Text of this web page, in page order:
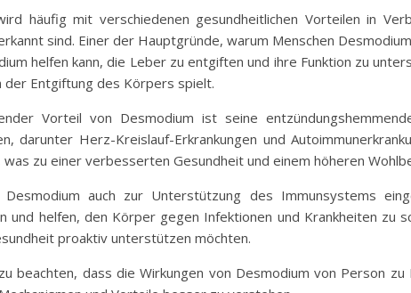
häufig mit verschiedenen gesundheitlichen Vorteilen in
sind. Einer der Hauptgründe, warum Menschen
helfen kann, die Leber zu entgiften und ihre Funktion zu
der Entgiftung des Körpers spielt.
Vorteil von Desmodium ist seine
darunter Herz-Kreislauf-Erkrankungen und
zu einer verbesserten Gesundheit und einem höheren
auch zur Unterstützung des Immunsystems
und helfen, den Körper gegen Infektionen und Krankheiten zu
proaktiv unterstützen möchten.
beachten, dass die Wirkungen von Desmodium von Person